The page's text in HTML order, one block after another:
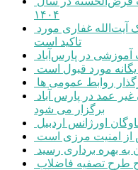
۱۴۰۴
تاکید است
در پارس‌آباد
روابط عمومی ها
برگزار می شود
اورژانس اردبیل
از امنیت مرزی است